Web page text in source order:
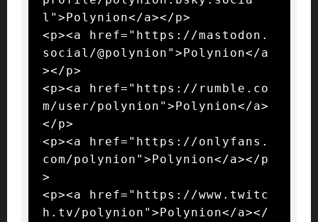
l">Polynion</a></p>
<p><a href="https://mastodon.
social/@polynion">Polynion</a
></p>
<p><a href="https://rumble.co
m/user/polynion">Polynion</a>
</p>
<p><a href="https://onlyfans.
com/polynion">Polynion</a></p
>
<p><a href="https://www.twitc
h.tv/polynion">Polynion</a></